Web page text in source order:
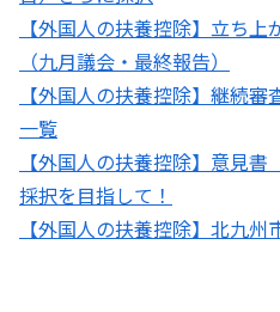
【外国人の扶養控除】立ち
（九月議会・最終報告）
【外国人の扶養控除】継続
一覧
【外国人の扶養控除】意見
採択を目指して！
【外国人の扶養控除】北九